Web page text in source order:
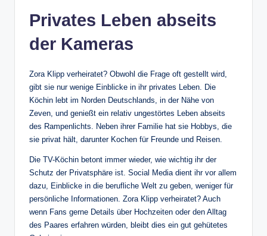
Privates Leben abseits
der Kameras
Zora Klipp verheiratet? Obwohl die Frage oft gestellt wird,
gibt sie nur wenige Einblicke in ihr privates Leben. Die
Köchin lebt im Norden Deutschlands, in der Nähe von
Zeven, und genießt ein relativ ungestörtes Leben abseits
des Rampenlichts. Neben ihrer Familie hat sie Hobbys, die
sie privat hält, darunter Kochen für Freunde und Reisen.
Die TV-Köchin betont immer wieder, wie wichtig ihr der
Schutz der Privatsphäre ist. Social Media dient ihr vor allem
dazu, Einblicke in die berufliche Welt zu geben, weniger für
persönliche Informationen. Zora Klipp verheiratet? Auch
wenn Fans gerne Details über Hochzeiten oder den Alltag
des Paares erfahren würden, bleibt dies ein gut gehütetes